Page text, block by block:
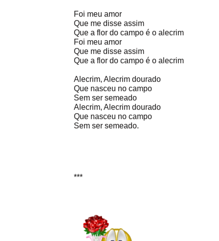
Foi meu amor
Que me disse assim
Que a flor do campo é o alecrim
Foi meu amor
Que me disse assim
Que a flor do campo é o alecrim
Alecrim, Alecrim dourado
Que nasceu no campo
Sem ser semeado
Alecrim, Alecrim dourado
Que nasceu no campo
Sem ser semeado.
***